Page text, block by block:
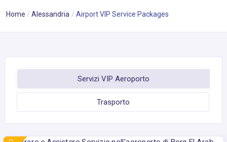
Home Alessandria Airport VIP Service Packages
Servizi VIP Aeroporto
Trasporto